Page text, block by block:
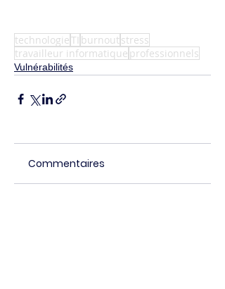
technologieTI burnout stress
travailleur informatique professionnels
Vulnérabilités
Commentaires